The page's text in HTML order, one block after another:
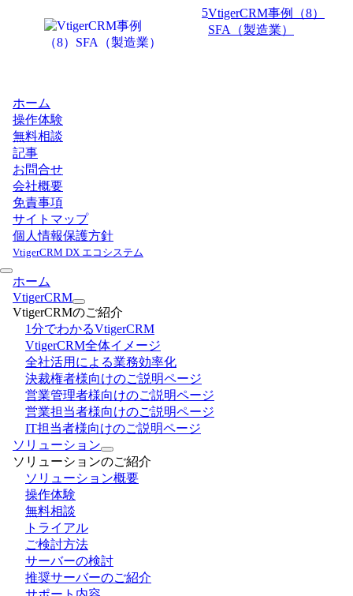
5VtigerCRM事例（8）
SFA（製造業）
ホーム
操作体験
無料相談
記事
お問合せ
会社概要
免責事項
サイトマップ
個人情報保護方針
VtigerCRM DX エコシステム
ホーム
VtigerCRM
VtigerCRMのご紹介
1分でわかるVtigerCRM
VtigerCRM全体イメージ
全社活用による業務効率化
決裁権者様向けのご説明ページ
営業管理者様向けのご説明ページ
営業担当者様向けのご説明ページ
IT担当者様向けのご説明ページ
ソリューション
ソリューションのご紹介
ソリューション概要
操作体験
無料相談
トライアル
ご検討方法
サーバーの検討
推奨サーバーのご紹介